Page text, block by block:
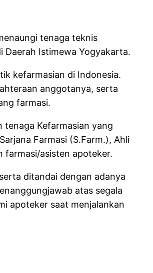
tenaga teknis
Daerah Istimewa Yogyakarta.
kefarmasian di Indonesia.
anggotanya, serta
farmasi.
tenaga Kefarmasian yang
Farmasi (S.Farm.), Ahli
farmasi/asisten apoteker.
ditandai dengan adanya
atas segala
apoteker saat menjalankan